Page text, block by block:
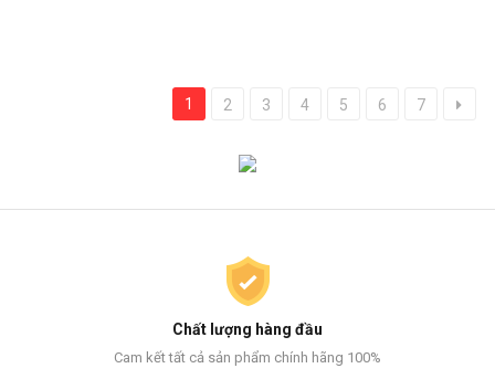
1 2 3 4 5 6 7
Chất lượng hàng đầu
Cam kết tất cả sản phẩm chính hãng 100%